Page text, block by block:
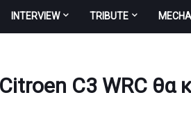
INTERVIEW TRIBUTE
C3 WRC θα